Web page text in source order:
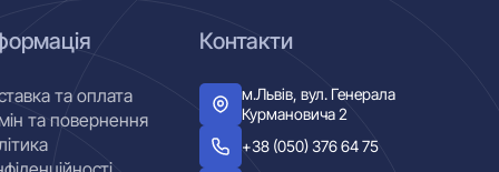
та оплата
та повернення
Контакти
м.Львів, вул. Генерала
Курмановича 2
+38 (050) 376 64 75